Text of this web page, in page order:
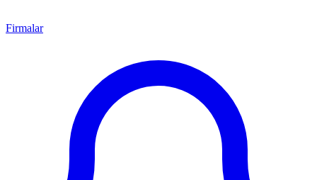
Firmalar